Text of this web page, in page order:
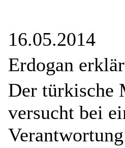
16.05.2014
Erdogan
Der türkische
versucht bei